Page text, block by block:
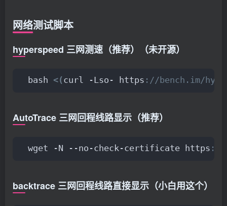
网络测试脚本
hyperspeed 三网测速（推荐）（未开源）
bash <(curl -Lso- https ://bench.im/
AutoTrace 三网回程线路显示（推荐）
wget -N --no-check-certificate https ://
backtrace 三网回程线路直接显示（小白用这个）